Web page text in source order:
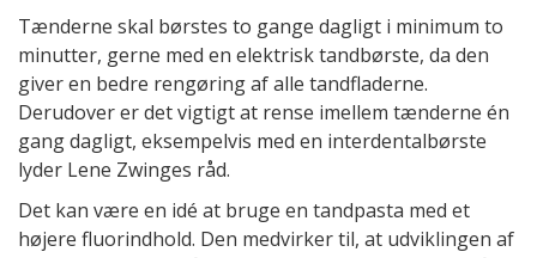
Tænderne skal børstes to gange dagligt i minimum to
minutter, gerne med en elektrisk tandbørste, da den
giver en bedre rengøring af alle tandfladerne.
Derudover er det vigtigt at rense imellem tænderne én
gang dagligt, eksempelvis med en interdentalbørste
lyder Lene Zwinges råd.
Det kan være en idé at bruge en tandpasta med et
højere fluorindhold. Den medvirker til, at udviklingen af